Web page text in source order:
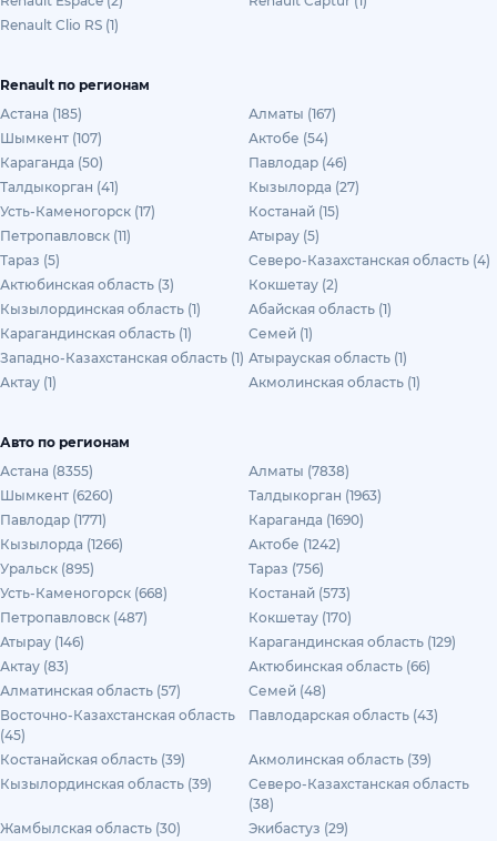
Renault Clio RS (1)
Renault по регионам
Астана (185)
Алматы (167)
Шымкент (107)
Актобе (54)
Караганда (50)
Павлодар (46)
Талдыкорган (41)
Кызылорда (27)
Усть-Каменогорск (17)
Костанай (15)
Петропавловск (11)
Атырау (5)
Тараз (5)
Северо-Казахстанская область (4)
Актюбинская область (3)
Кокшетау (2)
Кызылординская область (1)
Абайская область (1)
Карагандинская область (1)
Семей (1)
Западно-Казахстанская область (1) Атырауская область (1)
Актау (1)
Акмолинская область (1)
Авто по регионам
Астана (8355)
Алматы (7838)
Шымкент (6260)
Талдыкорган (1963)
Павлодар (1771)
Караганда (1690)
Кызылорда (1266)
Актобе (1242)
Уральск (895)
Тараз (756)
Усть-Каменогорск (668)
Костанай (573)
Петропавловск (487)
Кокшетау (170)
Атырау (146)
Карагандинская область (129)
Актау (83)
Актюбинская область (66)
Алматинская область (57)
Семей (48)
Восточно-Казахстанская область
(45)
Павлодарская область (43)
Костанайская область (39)
Акмолинская область (39)
Кызылординская область (39)
Северо-Казахстанская область
(38)
Жамбылская область (30)
Экибастуз (29)